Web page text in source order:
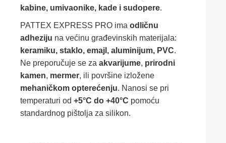
kabine, umivaonike, kade i sudopere.
PATTEX EXPRESS PRO ima odličnu
adheziju na većinu građevinskih materijala:
keramiku, staklo, emajl, aluminijum, PVC.
Ne preporučuje se za akvarijume, prirodni
kamen, mermer, ili površine izložene
mehaničkom opterećenju. Nanosi se pri
temperaturi od +5°C do +40°C pomoću
standardnog pištolja za silikon.